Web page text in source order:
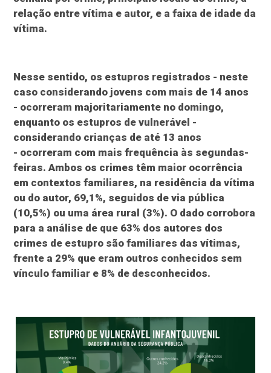
relação entre vítima e autor, e a faixa de idade da
vítima.
Nesse sentido, os estupros registrados - neste
caso considerando jovens com mais de 14 anos
- ocorreram majoritariamente no domingo,
enquanto os estupros de vulnerável -
considerando crianças de até 13 anos
- ocorreram com mais frequência às segundas-
feiras. Ambos os crimes têm maior ocorrência
em contextos familiares, na residência da vítima
ou do autor, 69,1%, seguidos de via pública
(10,5%) ou uma área rural (3%). O dado corrobora
para a análise de que 63% dos autores dos
crimes de estupro são familiares das vítimas,
frente a 29% que eram outros conhecidos sem
vínculo familiar e 8% de desconhecidos.